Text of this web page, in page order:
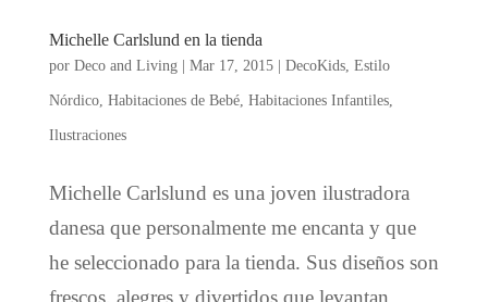
Michelle Carlslund en la tienda
por Deco and Living| Mar 17, 2015| DecoKids, Estilo
Nórdico, Habitaciones de Bebé, Habitaciones Infantiles,
Ilustraciones
Michelle Carlslund es una joven ilustradora
danesa que personalmente me encanta y que
he seleccionado para la tienda. Sus diseños son
frescos, alegres y divertidos que levantan